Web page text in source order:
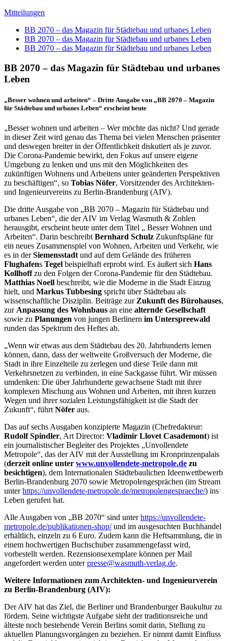
Mitteilungen
BB 2070 – das Magazin für Städtebau und urbanes Leben
BB 2070 – das Magazin für Städtebau und urbanes Leben
BB 2070 – das Magazin für Städtebau und urbanes Leben
BB 2070 – das Magazin für Städtebau und urbanes
Leben
„Besser wohnen und arbeiten“ – Dritte Ausgabe von „BB 2070 – Magazin
für Städtebau und urbanes Leben“ erscheint heute
„Besser wohnen und arbeiten – Wer möchte das nicht? Und gerade
in dieser Zeit wird genau das Thema bei vielen Menschen präsenter
und deswegen breiter in der Öffentlichkeit diskutiert als je zuvor.
Die Corona-Pandemie bewirkt, den Fokus auf unsere eigene
Umgebung zu lenken und uns mit den Möglichkeiten des
zukünftigen Wohnens und Arbeitens unter geänderten Perspektiven
zu beschäftigen“, so Tobias Nöfer, Vorsitzender des Architekten-
und Ingenieurvereins zu Berlin-Brandenburg (AIV).
Die dritte Ausgabe von „BB 2070 – Magazin für Städtebau und
urbanes Leben“, die der AIV im Verlag Wasmuth & Zohlen
herausgibt, erscheint heute unter dem Titel „ Besser Wohnen und
Arbeiten“. Darin beschreibt Bernhard Schulz Zukunftspläne für
ein neues Zusammenspiel von Wohnen, Arbeiten und Verkehr, wie
es in derSiemensstadt und auf dem Gelände des früheren
Flughafens Tegel beispielhaft erprobt wird. Es äußert sich Hans
Kollhoffzu den Folgen der Corona-Pandemie für den Städtebau.
Matthias Noell beschreibt, wie die Moderne in die Stadt Einzug
hielt, und Markus Tubbesing spricht über Städtebau als
wissenschaftliche Disziplin. Beiträge zur Zukunft des Bürohauses,
zur Anpassung des Wohnbaus an eine alternde Gesellschaft
sowie zu Planungen von jungen Berlinern im Unterspreewald
runden das Spektrum des Heftes ab.
„Wenn wir etwas aus dem Städtebau des 20. Jahrhunderts lernen
können, dann, dass der weltweite Großversuch der Moderne, die
Stadt in ihre Einzelteile zu zerlegen und diese Teile dann mit
Verkehrsnetzen zu verbinden, in eine Sackgasse führt. Wir müssen
umdenken: Die über Jahrhunderte gewachsene Stadt mit ihrer
komplexen Mischung aus Wohnen und Arbeiten, mit ihren kurzen
Wegen und ihrer sozialen Leistungsfähigkeit ist die Stadt der
Zukunft“, führt Nöfer aus.
Das auf sechs Ausgaben konzipierte Magazin (Chefredakteur:
Rudolf Spindler, Art Director: Vladimir Llovet Casademont) ist
ein journalistischer Begleiter des Projektes „Unvollendete
Metropole“, das der AIV mit der Ausstellung im Kronprinzenpalais
(derzeit online unter www.unvollendete-metropole.de zu
besichtigen), dem Internationalen Städtebaulichen Ideenwettbewerb
Berlin-Brandenburg 2070 sowie Metropolengesprächen (im Stream
unterhttps://unvollendete-metropole.de/metropolengespraeche/) ins
Leben gerufen hat.
Alle Ausgaben von „BB 2070“ sind unterhttps://unvollendete-
metropole.de/publikationen-shop/und im ausgesuchten Buchhandel
erhältlich, einzeln zu 6 Euro. Zudem kann die Heftsammlung, die in
einem hochwertigen Buchschuber zusammengefasst wird,
vorbestellt werden. Rezensionsexemplare können per Mail
angefordert werden unterpresse@wasmuth-verlag.de.
Weitere Informationen zum Architekten- und Ingenieurverein
zu Berlin-Brandenburg (AIV):
Der AIV hat das Ziel, die Berliner und Brandenburger Baukultur zu
fördern. Seine wichtigste Aufgabe sieht der traditionsreiche und
älteste noch bestehende Verein Berlins somit darin, Stellung zu
aktuellen Planungsvorgängen zu beziehen. Er nimmt damit Einfluss